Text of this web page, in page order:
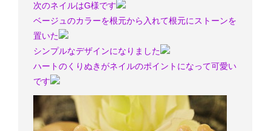
次のネイルはG様です
ベージュのカラーを根元から入れて根元にストーンを
置いた
シンプルなデザインになりました
ハートのくりぬきがネイルのポイントになって可愛い
です